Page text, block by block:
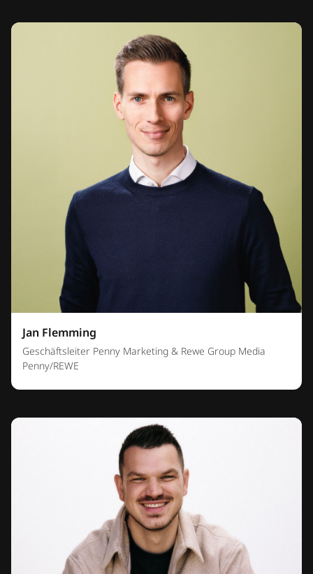
Jan Flemming
Geschäftsleiter Penny Marketing & Rewe Group Media
Penny/REWE